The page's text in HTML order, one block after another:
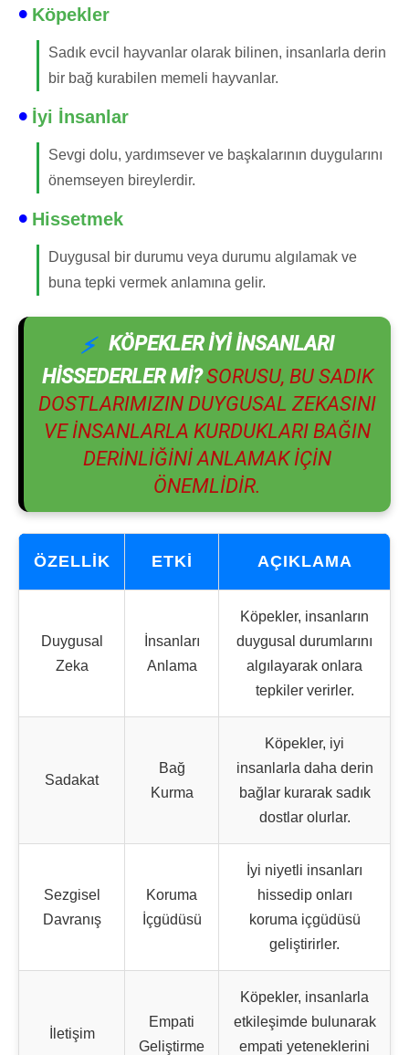
Köpekler
Sadık evcil hayvanlar olarak bilinen, insanlarla derin
bir bağ kurabilen memeli hayvanlar.
İyi İnsanlar
Sevgi dolu, yardımsever ve başkalarının duygularını
önemseyen bireylerdir.
Hissetmek
Duygusal bir durumu veya durumu algılamak ve
buna tepki vermek anlamına gelir.
KÖPEKLER IYI INSANLARI
HISSEDERLER MI?SORUSU, BU SADIK
DOSTLARIMIZIN DUYGUSAL ZEKASINI
VE INSANLARLA KURDUKLARI BAĞIN
DERINLIĞINI ANLAMAK IÇIN
ÖNEMLIDIR.
ÖZELLIK ETKI AÇIKLAMA
Duygusal
Zeka
İnsanları
Anlama
Köpekler, insanların
duygusal durumlarını
algılayarak onlara
tepkiler verirler.
Sadakat
Bağ
Kurma
Köpekler, iyi
insanlarla daha derin
bağlar kurarak sadık
dostlar olurlar.
Sezgisel
Davranış
Koruma
İçgüdüsü
İyi niyetli insanları
hissedip onları
koruma içgüdüsü
geliştirirler.
İletişim
Empati
Geliştirme
Köpekler, insanlarla
etkileşimde bulunarak
empati yeteneklerini